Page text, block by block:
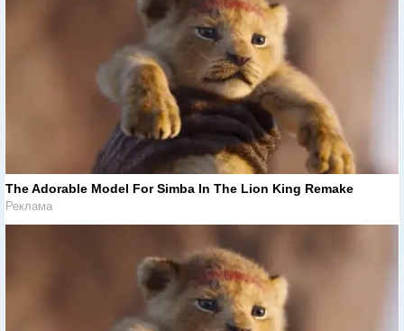
The Adorable Model For Simba In The Lion King Remake
Реклама